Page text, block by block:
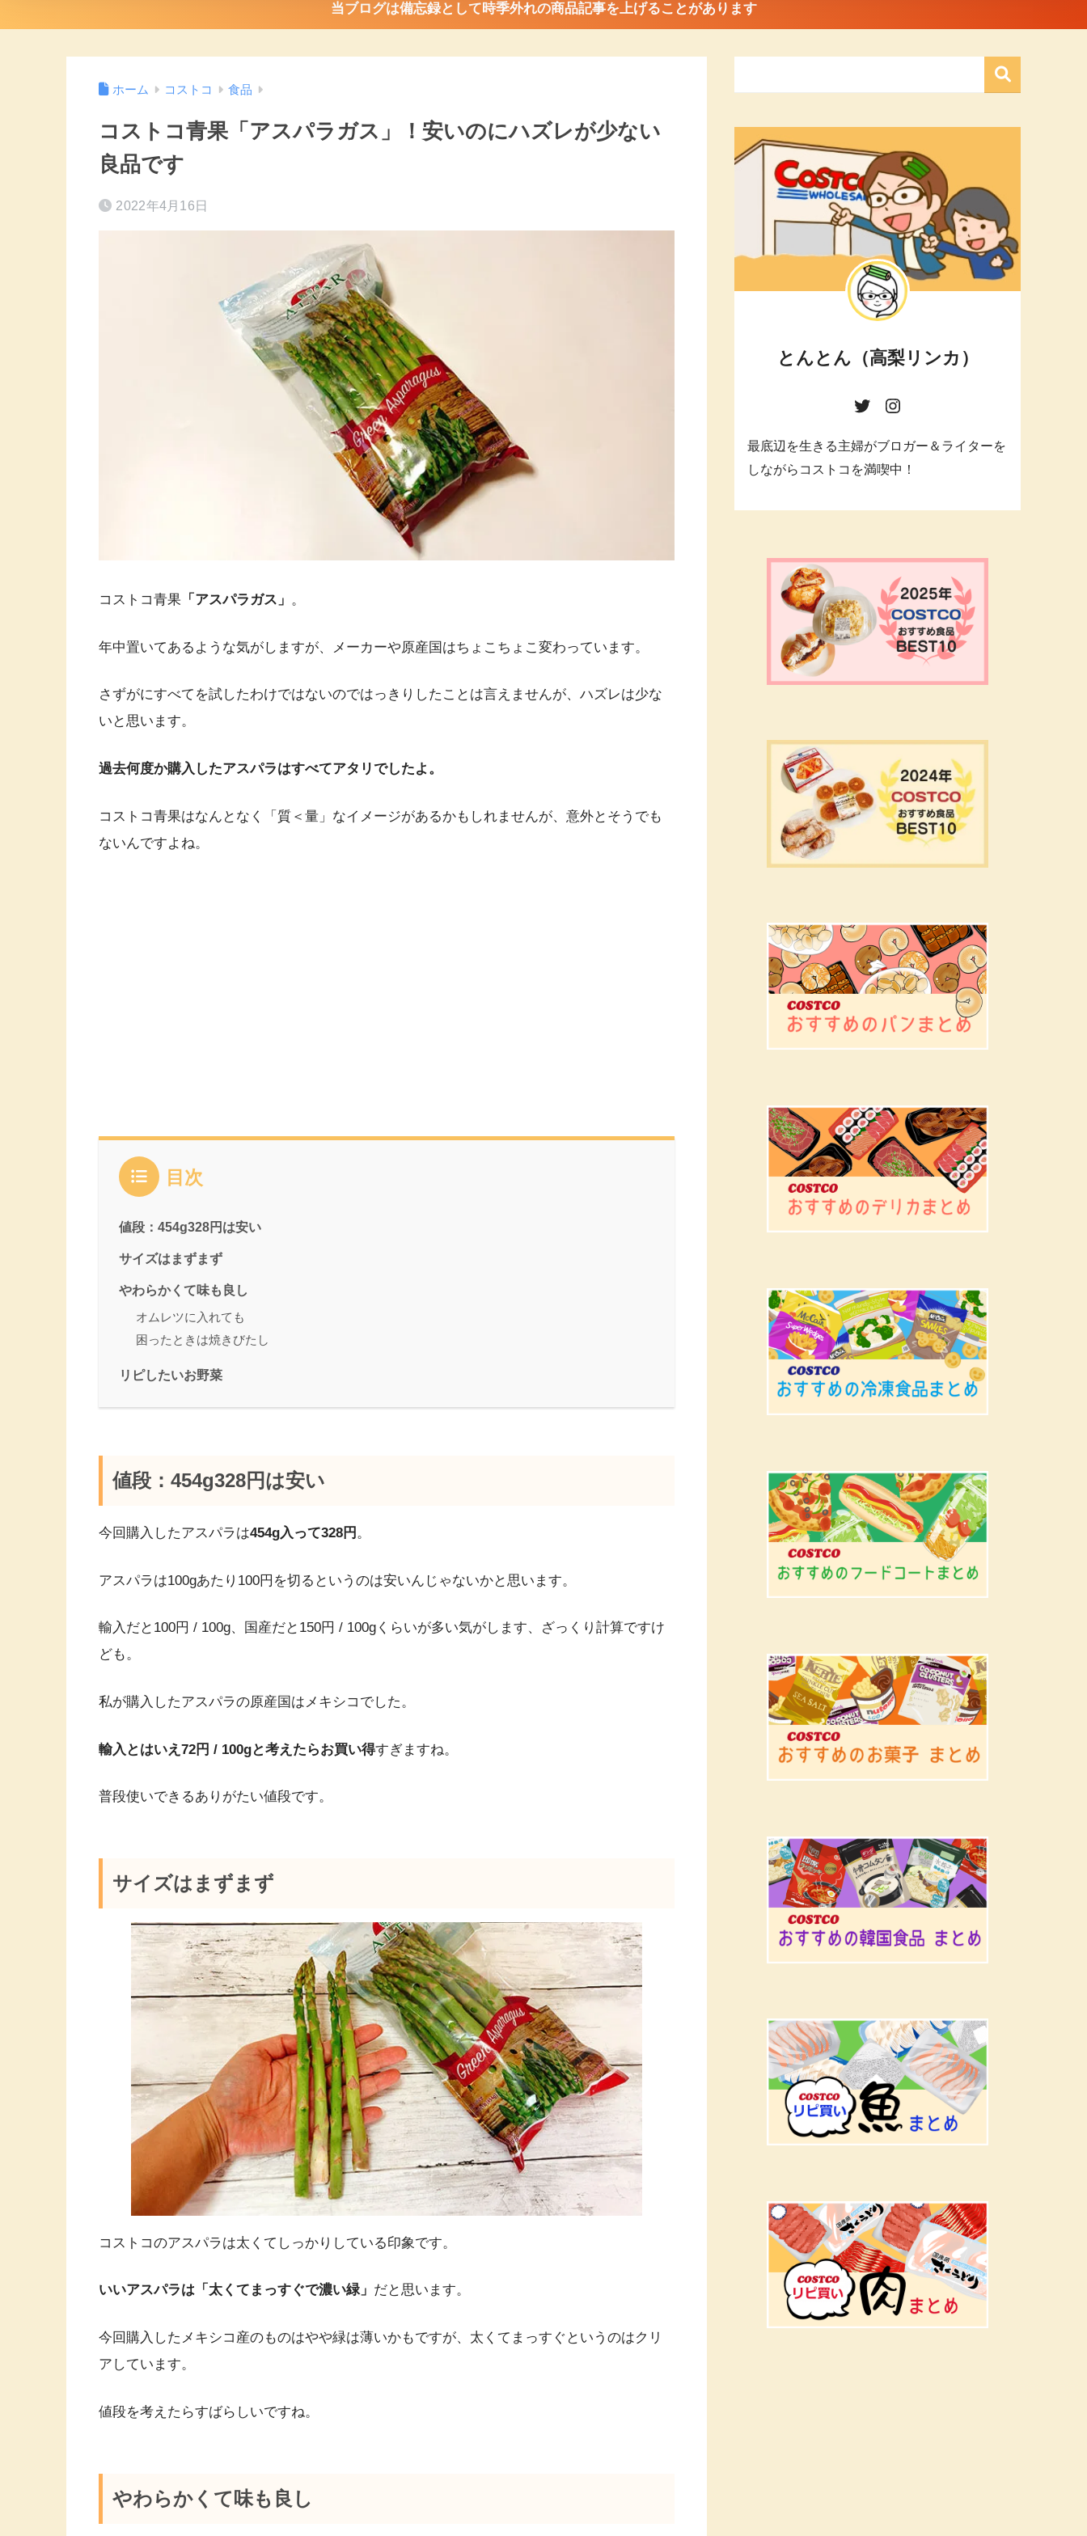
当ブログは備忘録として時季外れの商品記事を上げることがあります
ホーム コストコ 食品
コストコ青果「アスパラガス」！安いのにハズレが少ない
良品です
2022年4月16日
コストコ青果 「アスパラガス」 。
年中置いてあるような気がしますが、メーカーや原産国はちょこちょこ変わっています。
さずがにすべてを試したわけではないのではっきりしたことは言えませんが、ハズレは少な
いと思います。
過去何度か購入したアスパラはすべてアタリでしたよ。
コストコ青果はなんとなく「質＜量」なイメージがあるかもしれませんが、意外とそうでも
ないんですよね。
目次
値段：454g328円は安い
サイズはまずまず
やわらかくて味も良し
オムレツに入れても
困ったときは焼きびたし
リピしたいお野菜
値段：454g328円は安い
今回購入したアスパラは454g入って328円 。
アスパラは100gあたり100円を切るというのは安いんじゃないかと思います。
輸入だと100円 / 100g、国産だと150円 / 100gくらいが多い気がします、ざっくり計算ですけ
ども。
私が購入したアスパラの原産国はメキシコでした。
輸入とはいえ72円 / 100gと考えたらお買い得すぎますね。
普段使いできるありがたい値段です。
サイズはまずまず
コストコのアスパラは太くてしっかりしている印象です。
いいアスパラは「太くてまっすぐで濃い緑」 だと思います。
今回購入したメキシコ産のものはやや緑は薄いかもですが、太くてまっすぐというのはクリ
アしています。
値段を考えたらすばらしいですね。
やわらかくて味も良し
とんとん（高梨リンカ）
最底辺を生きる主婦がブロガー＆ライターを
しながらコストコを満喫中！